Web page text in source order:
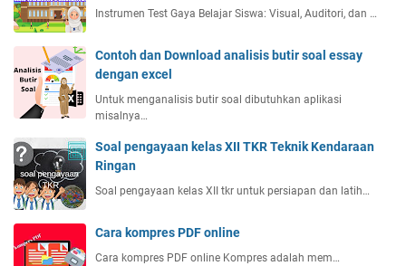
Instrumen Test Gaya Belajar Siswa: Visual, Auditori, dan …
Contoh dan Download analisis butir soal essay
dengan excel
Untuk menganalisis butir soal dibutuhkan aplikasi
misalnya…
Soal pengayaan kelas XII TKR Teknik Kendaraan
Ringan
Soal pengayaan kelas XII tkr untuk persiapan dan latih…
Cara kompres PDF online
Cara kompres PDF online Kompres adalah mem…